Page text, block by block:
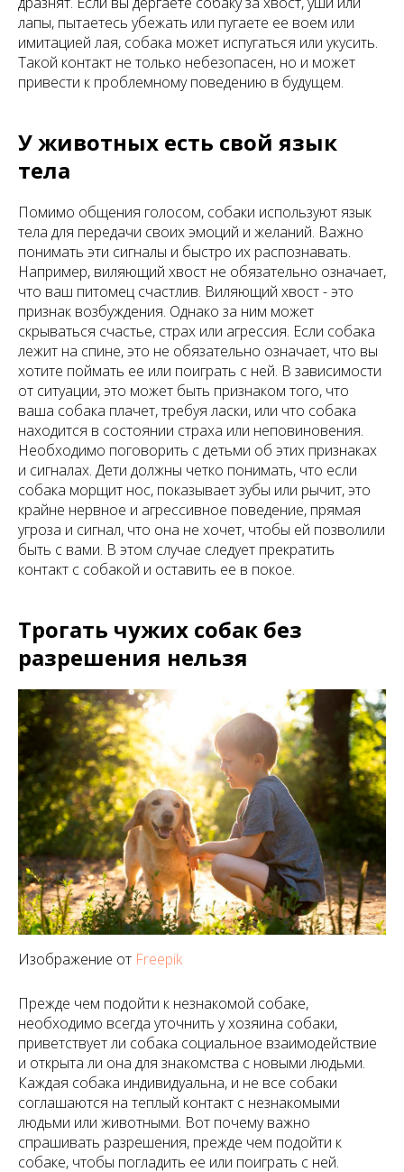
лапы, пытаетесь убежать или пугаете ее воем или
имитацией лая, собака может испугаться или укусить.
Такой контакт не только небезопасен, но и может
привести к проблемному поведению в будущем.
У животных есть свой язык
тела
Помимо общения голосом, собаки используют язык
тела для передачи своих эмоций и желаний. Важно
понимать эти сигналы и быстро их распознавать.
Например, виляющий хвост не обязательно означает,
что ваш питомец счастлив. Виляющий хвост - это
признак возбуждения. Однако за ним может
скрываться счастье, страх или агрессия. Если собака
лежит на спине, это не обязательно означает, что вы
хотите поймать ее или поиграть с ней. В зависимости
от ситуации, это может быть признаком того, что
ваша собака плачет, требуя ласки, или что собака
находится в состоянии страха или неповиновения.
Необходимо поговорить с детьми об этих признаках
и сигналах. Дети должны четко понимать, что если
собака морщит нос, показывает зубы или рычит, это
крайне нервное и агрессивное поведение, прямая
угроза и сигнал, что она не хочет, чтобы ей позволили
быть с вами. В этом случае следует прекратить
контакт с собакой и оставить ее в покое.
Трогать чужих собак без
разрешения нельзя
Изображение от Freepik
Прежде чем подойти к незнакомой собаке,
необходимо всегда уточнить у хозяина собаки,
приветствует ли собака социальное взаимодействие
и открыта ли она для знакомства с новыми людьми.
Каждая собака индивидуальна, и не все собаки
соглашаются на теплый контакт с незнакомыми
людьми или животными. Вот почему важно
спрашивать разрешения, прежде чем подойти к
собаке, чтобы погладить ее или поиграть с ней.